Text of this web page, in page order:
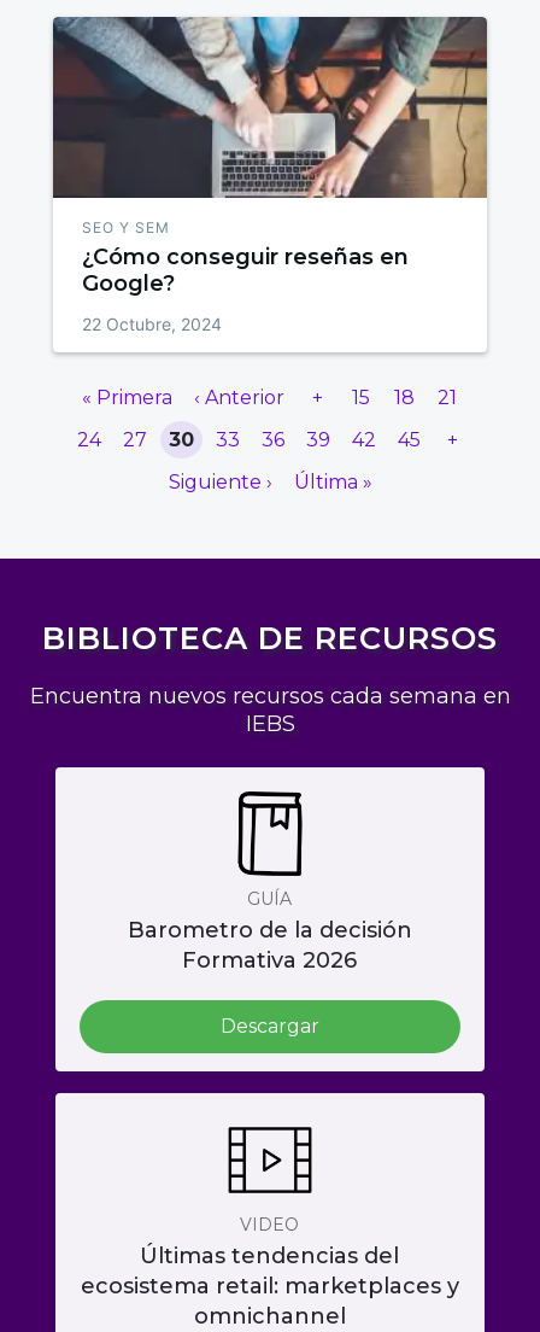
SEO Y SEM
¿Cómo conseguir reseñas en
Google?
22 Octubre, 2024
« Primera ‹ Anterior + 15 18
21
24
27 30 33 36 39 42 45
+
Siguiente ›
Última »
BIBLIOTECA DE RECURSOS
Encuentra nuevos recursos cada semana en
IEBS
GUÍA
Barometro de la decisión
Formativa 2026
Descargar
VIDEO
Últimas tendencias del
ecosistema retail: marketplaces y
omnichannel